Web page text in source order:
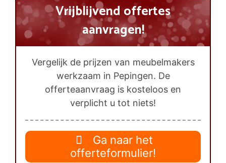
Vrijblijvend offertes
aanvragen!
Vergelijk de prijzen van meubelmakers
werkzaam in Pepingen. De
offerteaanvraag is kosteloos en
verplicht u tot niets!
Ga naar het
offerteformulier!